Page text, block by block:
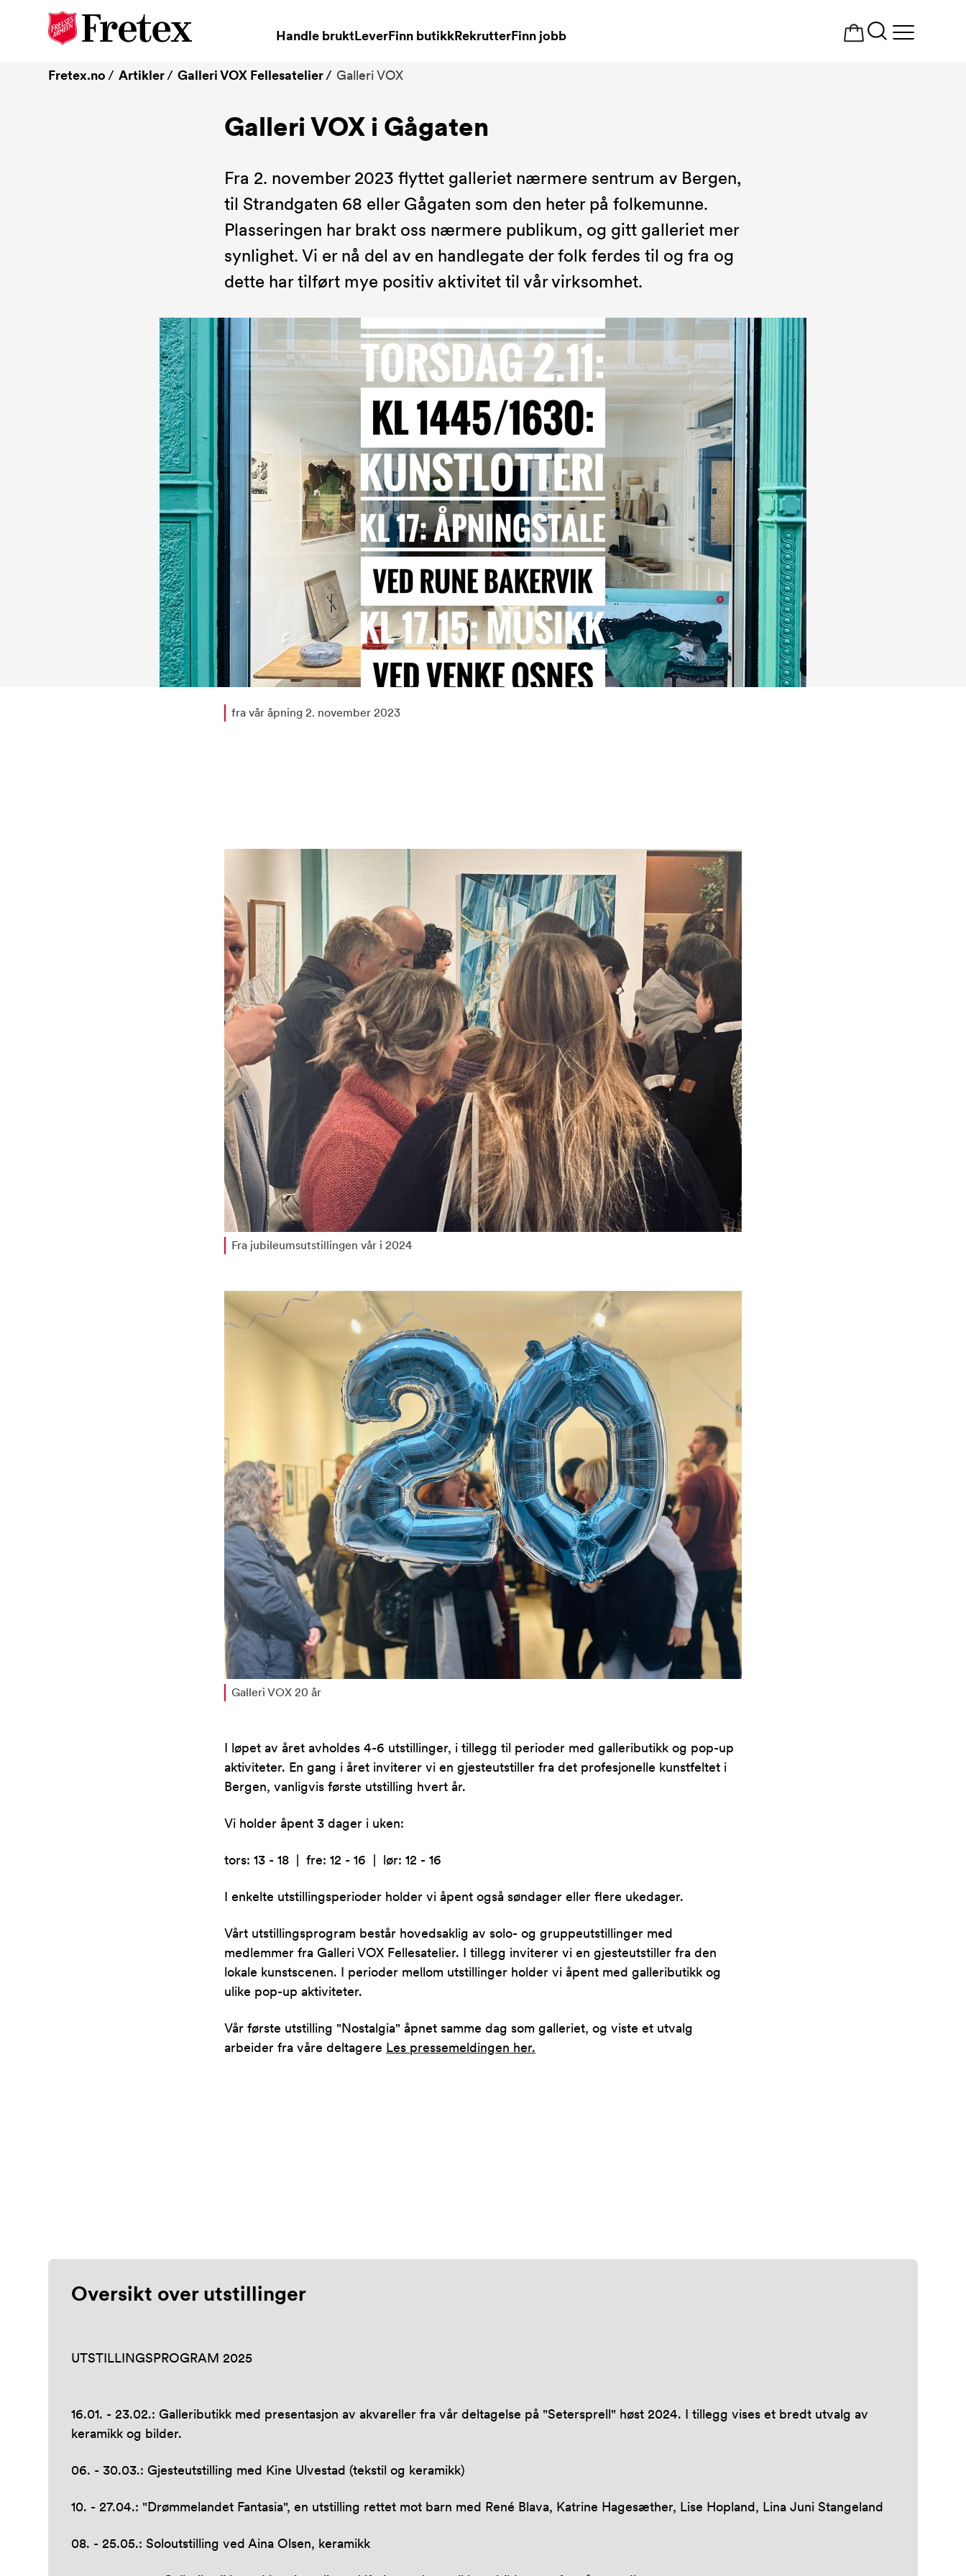
Handle bruktLeverFinn butikkRekrutterFinn jobb
Åpne
Fretex.no
Artikler Galleri VOX Fellesatelier Galleri VOX
Galleri VOX i Gågaten
Fra 2. november 2023 flyttet galleriet nærmere sentrum av Bergen,
til Strandgaten 68 eller Gågaten som den heter på folkemunne.
Plasseringen har brakt oss nærmere publikum, og gitt galleriet mer
synlighet. Vi er nå del av en handlegate der folk ferdes til og fra og
dette har tilført mye positiv aktivitet til vår virksomhet.
fra vår åpning 2. november 2023
Fra jubileumsutstillingen vår i 2024
Galleri VOX 20 år
I løpet av året avholdes 4-6 utstillinger, i tillegg til perioder med galleributikk og pop-up
aktiviteter. En gang i året inviterer vi en gjesteutstiller fra det profesjonelle kunstfeltet i
Bergen, vanligvis første utstilling hvert år.
Vi holder åpent 3 dager i uken:
tors: 13 - 18 | fre: 12 - 16 | lør: 12 - 16
I enkelte utstillingsperioder holder vi åpent også søndager eller flere ukedager.
Vårt utstillingsprogram består hovedsaklig av solo- og gruppeutstillinger med
medlemmer fra Galleri VOX Fellesatelier. I tillegg inviterer vi en gjesteutstiller fra den
lokale kunstscenen. I perioder mellom utstillinger holder vi åpent med galleributikk og
ulike pop-up aktiviteter.
Vår første utstilling "Nostalgia" åpnet samme dag som galleriet, og viste et utvalg
arbeider fra våre deltagere Les pressemeldingen her.
Oversikt over utstillinger
UTSTILLINGSPROGRAM 2025
16.01. - 23.02.: Galleributikk med presentasjon av akvareller fra vår deltagelse på "Setersprell" høst 2024. I tillegg vises et bredt utvalg av
keramikk og bilder.
06. - 30.03.: Gjesteutstilling med Kine Ulvestad (tekstil og keramikk)
10. - 27.04.: "Drømmelandet Fantasia", en utstilling rettet mot barn med René Blava, Katrine Hagesæther, Lise Hopland, Lina Juni Stangeland
08. - 25.05.: Soloutstilling ved Aina Olsen, keramikk